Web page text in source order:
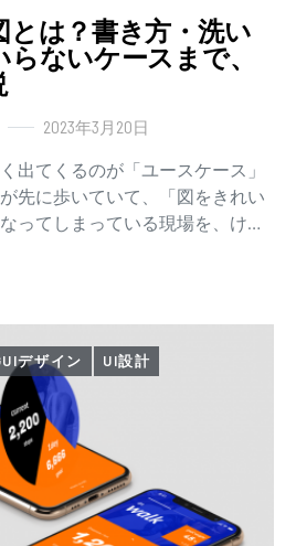
とは？書き方・洗い
ないケースまで、
2023年3月20日
出てくるのが「ユースケース」
先に歩いていて、「図をきれい
ってしまっている現場を、けっ
デザイン
UI設計